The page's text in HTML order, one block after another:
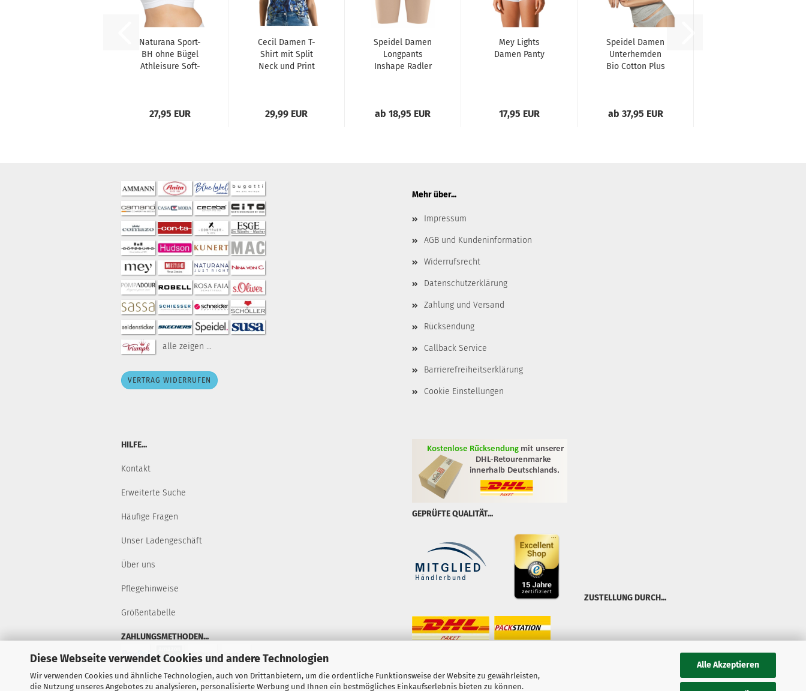
Diese Webseite verwendet Cookies und andere Technologien
Wir verwenden Cookies und ähnliche Technologien, auch von Drittanbietern, um die ordentliche Funktionsweise der Website zu gewährleisten,
die Nutzung unseres Angebotes zu analysieren, personalisierte Werbung und Ihnen ein bestmögliches Einkaufserlebnis bieten zu können.
Alle Akzeptieren
Naturana Sport-
BH ohne Bügel
Athleisure Soft-
27,95 EUR
Cecil Damen T-
Shirt mit Split
Neck und Print
29,99 EUR
Speidel Damen
Longpants
Inshape Radler
ab 18,95 EUR
Mey Lights
Damen Panty
17,95 EUR
Speidel Damen
Unterhemden
Bio Cotton Plus
ab 37,95 EUR
alle zeigen ...
VERTRAG WIDERRUFEN
Mehr über...
Impressum
AGB und Kundeninformation
Widerrufsrecht
Datenschutzerklärung
Zahlung und Versand
Rücksendung
Callback Service
Barrierefreiheitserklärung
Cookie Einstellungen
HILFE...
Kontakt
Erweiterte Suche
Häufige Fragen
Unser Ladengeschäft
Über uns
Pflegehinweise
Größentabelle
ZAHLUNGSMETHODEN...
GEPRÜFTE QUALITÄT...
ZUSTELLUNG DURCH...